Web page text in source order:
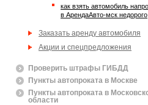
Как взять автомобиль напрокат
в АрендаАвто-мск недорого
Заказать аренду автомобиля
Акции и спецпредложения
Проверить штрафы ГИБДД
Пункты автопроката в Москве
Пункты автопроката в Московской
области